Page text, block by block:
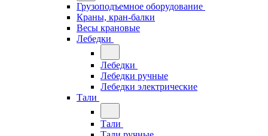
Грузоподъемное оборудование
Краны, кран-балки
Весы крановые
Лебедки
Лебедки
Лебедки ручные
Лебедки электрические
Тали
Тали